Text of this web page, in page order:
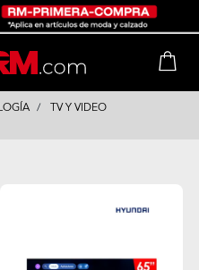
TV Y VIDEO